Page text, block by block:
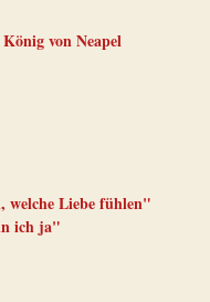
von Neapel
welche Liebe fühlen"
ich ja"